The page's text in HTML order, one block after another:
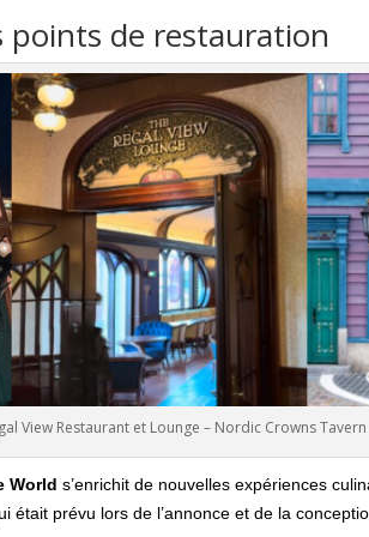
de restauration
View Restaurant et Lounge – Nordic Crowns Tavern
World s’enrichit de nouvelles expériences
était prévu lors de l’annonce et de la